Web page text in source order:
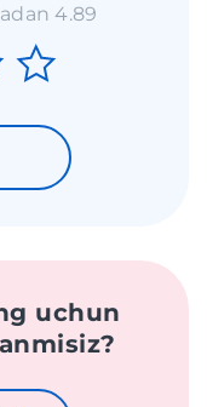
4.89
uchun